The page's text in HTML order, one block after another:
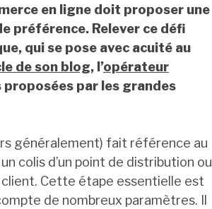
en ligne doit proposer une
préférence. Relever ce défi
qui se pose avec acuité au
de son blog, l’opérateur
par les grandes
généralement) fait référence au
colis d’un point de distribution ou
client. Cette étape essentielle est
de nombreux paramètres. Il